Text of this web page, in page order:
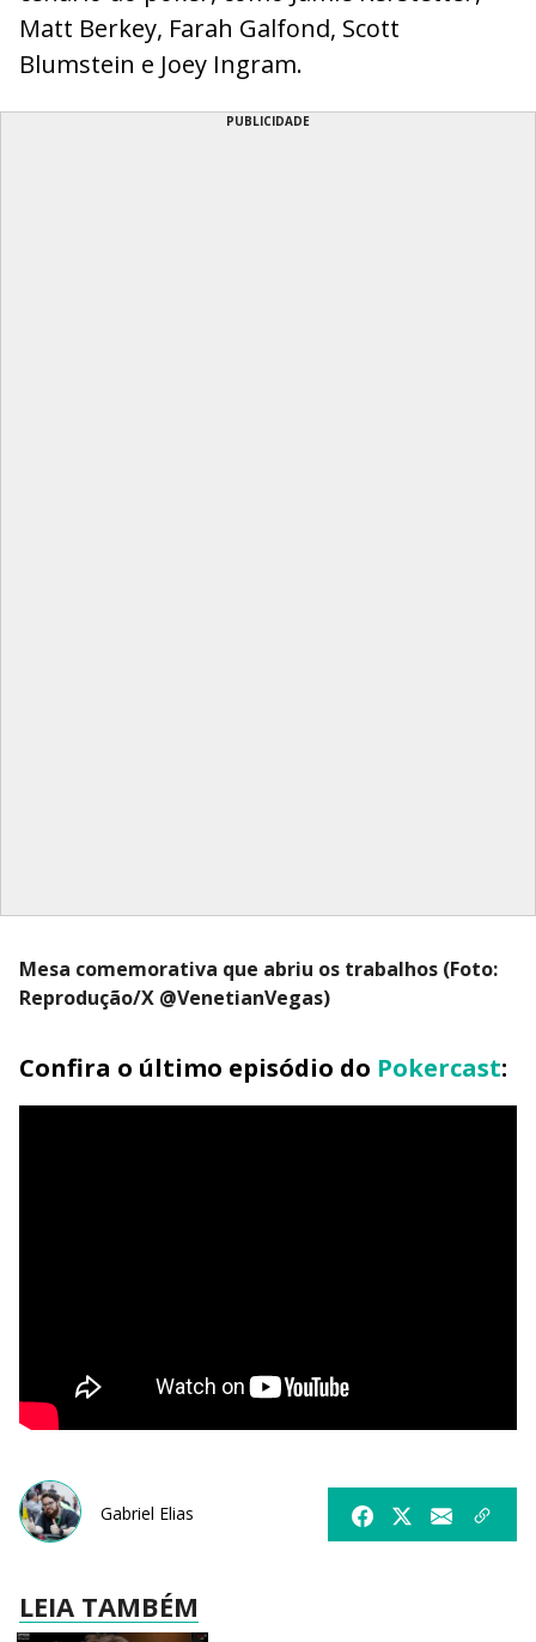
Matt Berkey, Farah Galfond, Scott
Blumstein e Joey Ingram.
PUBLICIDADE
Mesa comemorativa que abriu os trabalhos (Foto:
Reprodução/X @VenetianVegas)
Confira o último episódio do Pokercast:
Gabriel Elias
LEIA TAMBÉM